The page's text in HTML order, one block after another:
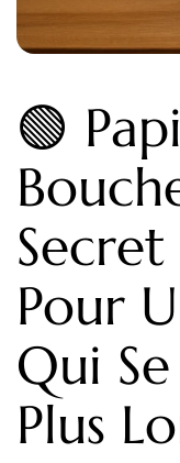
🟢
Secret
Pour
Qui
Plus